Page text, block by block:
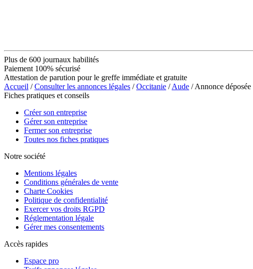
Plus de 600 journaux habilités
Paiement 100% sécurisé
Attestation de parution pour le greffe immédiate et gratuite
Accueil /Consulter les annonces légales /Occitanie /Aude / Annonce
Fiches pratiques et conseils
Créer son entreprise
Gérer son entreprise
Fermer son entreprise
Toutes nos fiches pratiques
Notre société
Mentions légales
Conditions générales de vente
Charte Cookies
Politique de confidentialité
Exercer vos droits RGPD
Réglementation légale
Gérer mes consentements
Accès rapides
Espace pro